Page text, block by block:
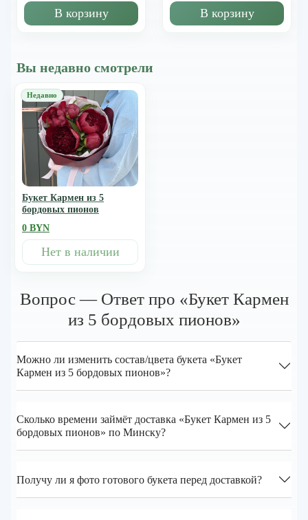
В корзину В корзину
Вы недавно смотрели
Букет Кармен из 5
бордовых пионов
0 BYN
Нет в наличии
Вопрос — Ответ про «Букет Кармен
из 5 бордовых пионов»
Можно ли изменить состав/цвета букета «Букет
Кармен из 5 бордовых пионов»?
Сколько времени займёт доставка «Букет Кармен из 5
бордовых пионов» по Минску?
Получу ли я фото готового букета перед доставкой?